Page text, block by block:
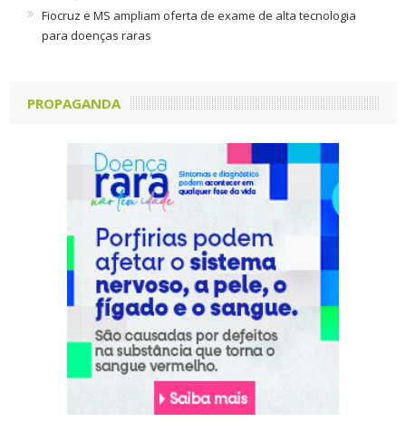
Fiocruz e MS ampliam oferta de exame de alta tecnologia
para doenças raras
PROPAGANDA